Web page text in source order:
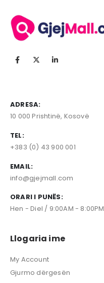
ADRESA:
10 000 Prishtinë, Kosovë
TEL:
+383 (0) 43 900 001
EMAIL:
info@gjejmall.com
ORARI I PUNËS:
Hen - Diel / 9:00AM - 8:00PM
Llogaria ime
My Account
Gjurmo dërgesën